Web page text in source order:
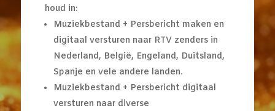
houd in:
Muziekbestand + Persbericht maken en
digitaal versturen naar RTV zenders in
Nederland, België, Engeland, Duitsland,
Spanje en vele andere landen.
Muziekbestand + Persbericht digitaal
versturen naar diverse